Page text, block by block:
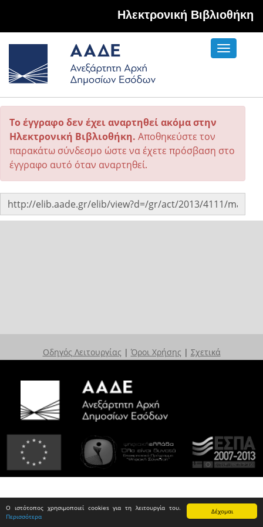
Δέχομαι
Ο ιστότοπος χρησιμοποιεί cookies για τη λειτουργία του.
Περισσότερα
Hλεκτρονική Βιβλιοθήκη
Toggle
Το έγγραφο δεν έχει αναρτηθεί ακόμα στην
Ηλεκτρονική Βιβλιοθήκη. Αποθηκεύστε τον
παρακάτω σύνδεσμο ώστε να έχετε πρόσβαση στο
έγγραφο αυτό όταν αναρτηθεί.
Οδηγός Λειτουργίας | Όροι Χρήσης | Σχετικά